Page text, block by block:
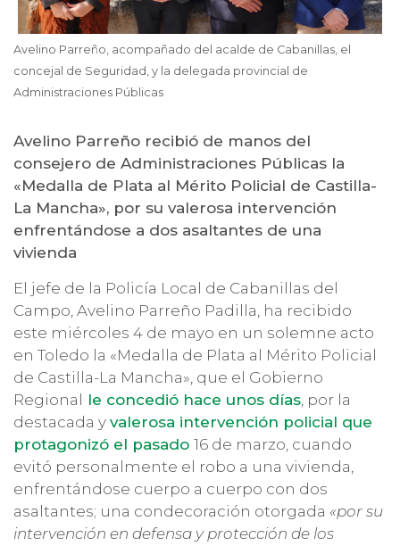
Avelino Parreño, acompañado del acalde de Cabanillas, el
concejal de Seguridad, y la delegada provincial de
Administraciones Públicas
Avelino Parreño recibió de manos del
consejero de Administraciones Públicas la
«Medalla de Plata al Mérito Policial de Castilla-
La Mancha», por su valerosa intervención
enfrentándose a dos asaltantes de una
vivienda
El jefe de la Policía Local de Cabanillas del
Campo, Avelino Parreño Padilla, ha recibido
este miércoles 4 de mayo en un solemne acto
en Toledo la «Medalla de Plata al Mérito Policial
de Castilla-La Mancha», que el Gobierno
Regional
le concedió hace unos días, por la
destacada y valerosa intervención policial que
protagonizó el pasado 16 de marzo, cuando
evitó personalmente el robo a una vivienda,
enfrentándose cuerpo a cuerpo con dos
asaltantes; una condecoración otorgada «por su
intervención en defensa y protección de los